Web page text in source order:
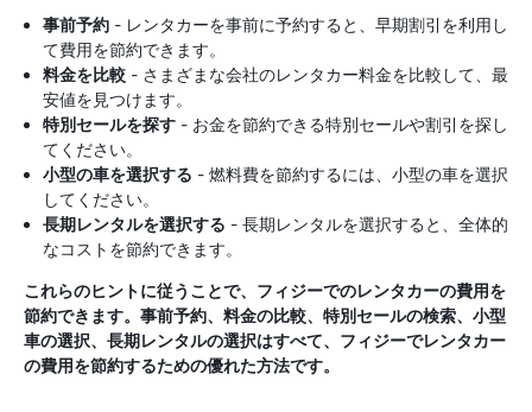
事前予約 - レンタカーを事前に予約すると、早期割引を利用し
て費用を節約できます。
料金を比較 - さまざまな会社のレンタカー料金を比較して、最
安値を見つけます。
特別セールを探す - お金を節約できる特別セールや割引を探し
てください。
小型の車を選択する - 燃料費を節約するには、小型の車を選択
してください。
長期レンタルを選択する - 長期レンタルを選択すると、全体的
なコストを節約できます。
これらのヒントに従うことで、フィジーでのレンタカーの費用を
節約できます。事前予約、料金の比較、特別セールの検索、小型
車の選択、長期レンタルの選択はすべて、フィジーでレンタカー
の費用を節約するための優れた方法です。